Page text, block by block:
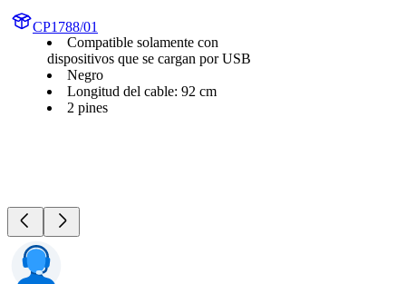
CP1788/01
Compatible solamente con
dispositivos que se cargan por USB
Negro
Longitud del cable: 92 cm
2 pines